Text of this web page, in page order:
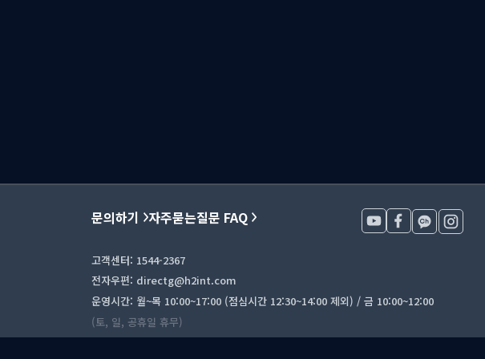
문의하기 자주묻는질문 FAQ
고객센터: 1544-2367
전자우편: directg@h2int.com
운영시간: 월~목 10:00~17:00 (점심시간 12:30~14:00 제외) / 금 10:00~12:00
(토, 일, 공휴일 휴무)